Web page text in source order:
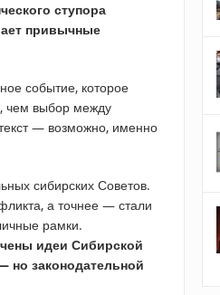
ступора
привычные
событие, которое
чем выбор между
— возможно, именно
сибирских Советов.
а точнее — стали
рамки.
идеи Сибирской
но законодательной